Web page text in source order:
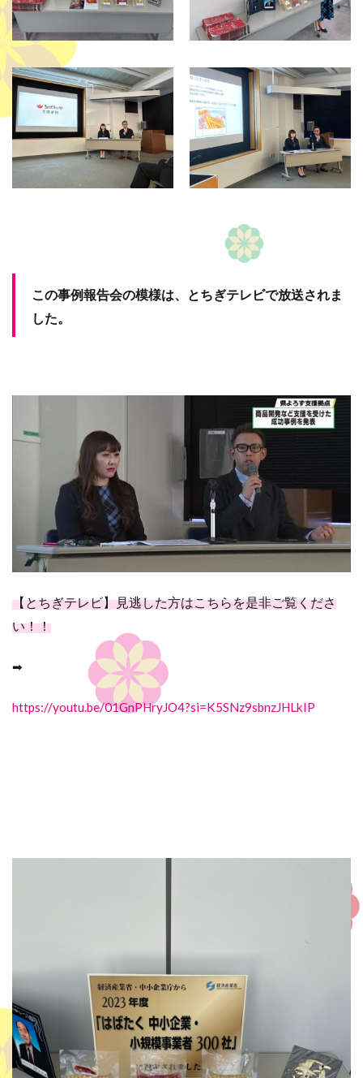
この事例報告会の模様は、とちぎテレビで放送されま
した。
【とちぎテレビ】見逃した方はこちらを是非ご覧くださ
い！！
➡
https://youtu.be/01GnPHryJO4?si=K5SNz9sbnzJHLkIP